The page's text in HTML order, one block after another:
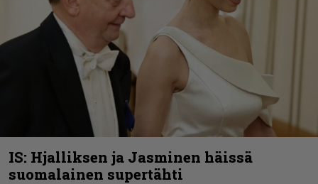
IS: Hjalliksen ja Jasminen häissä
suomalainen supertähti